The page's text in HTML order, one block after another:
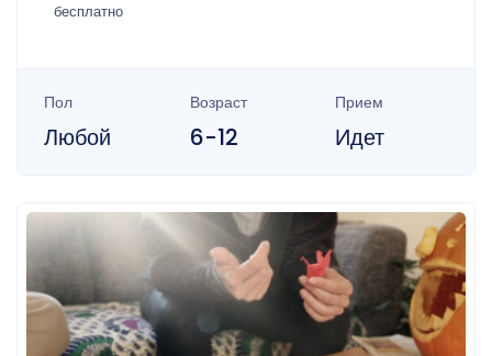
бесплатно
Пол
Любой
Возраст
6-12
Прием
Идет